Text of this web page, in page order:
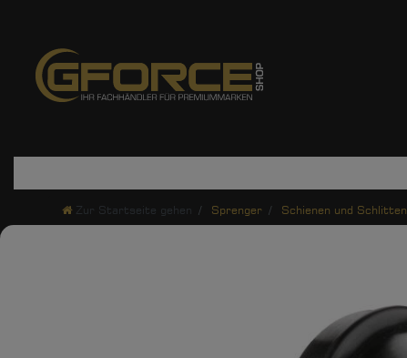
Zur Startseite gehen Sprenger Schienen und Schlitten